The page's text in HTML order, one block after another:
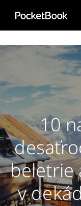
10
beletrie
v